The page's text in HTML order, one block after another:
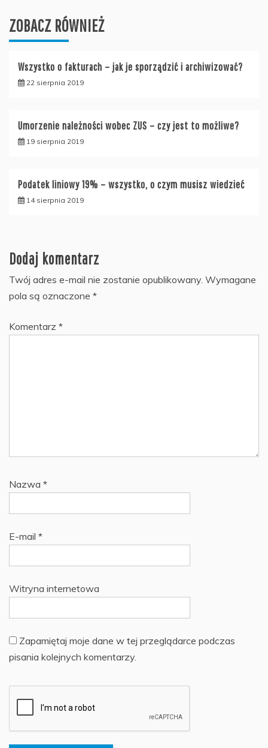
ZOBACZ RÓWNIEŻ
Wszystko o fakturach – jak je sporządzić i archiwizować?
22 sierpnia 2019
Umorzenie należności wobec ZUS – czy jest to możliwe?
19 sierpnia 2019
Podatek liniowy 19% – wszystko, o czym musisz wiedzieć
14 sierpnia 2019
Dodaj komentarz
Twój adres e-mail nie zostanie opublikowany. Wymagane
pola są oznaczone *
Komentarz *
Nazwa *
E-mail *
Witryna internetowa
Zapamiętaj moje dane w tej przeglądarce podczas
pisania kolejnych komentarzy.